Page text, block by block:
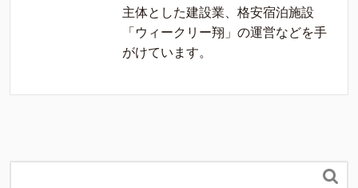
主体とした建設業、格安宿泊施設
「ウィークリー翔」の運営などを手
がけています。
